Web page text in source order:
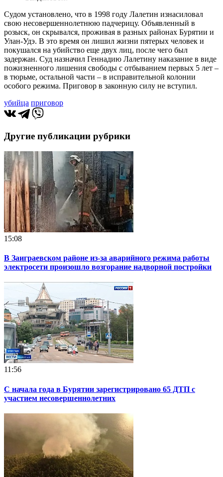
Судом установлено, что в 1998 году Лалетин изнасиловал
свою несовершеннолетнюю падчерицу. Объявленный в
розыск, он скрывался, проживая в разных районах Бурятии и
Улан-Удэ. В это время он лишил жизни пятерых человек и
покушался на убийство еще двух лиц, после чего был
задержан. Суд назначил Геннадию Лалетину наказание в виде
пожизненного лишения свободы с отбыванием первых 5 лет –
в тюрьме, остальной части – в исправительной колонии
особого режима. Приговор в законную силу не вступил.
убийца приговор
Другие публикации рубрики
15:08
В Заиграевском районе из-за аварийного режима работы
электросети произошло возгорание надворной постройки
11:56
С начала года в Бурятии зарегистрировано 65 ДТП с
участием несовершеннолетних